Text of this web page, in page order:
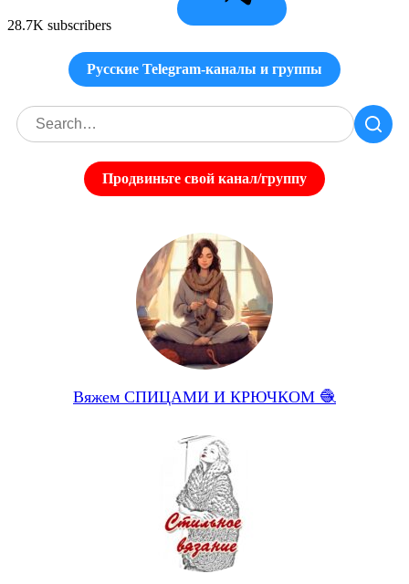
28.7K subscribers
Русские Telegram-каналы и группы
Продвиньте свой канал/группу
Вяжем СПИЦАМИ И КРЮЧКОМ 🧶